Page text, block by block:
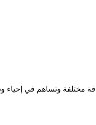
مختلفة وتساهم في إحياء